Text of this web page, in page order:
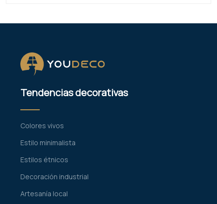
Tendencias decorativas
Colores vivos
Estilo minimalista
Estilos étnicos
Decoración industrial
Artesanía local